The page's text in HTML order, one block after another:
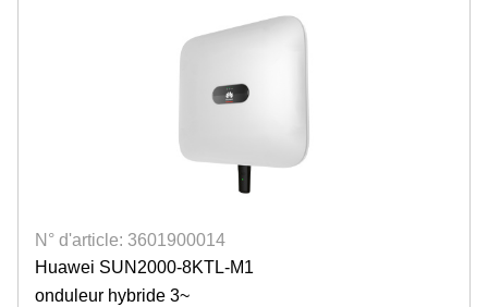
N° d'article: 3601900014
Huawei SUN2000-8KTL-M1
onduleur hybride 3~